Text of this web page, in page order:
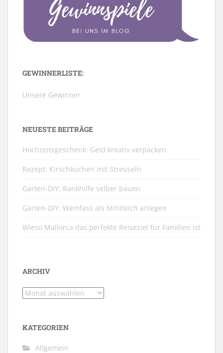
GEWINNERLISTE:
Unsere Gewinner
NEUESTE BEITRÄGE
Hochzeitsgeschenk: Geld kreativ verpacken
Rezept: Kirschkuchen mit Streuseln
Garten-DIY: Rankhilfe selber bauen
Garten-DIY: Weinfass als Miniteich anlegen
Wieso Mallorca das perfekte Reiseziel für Familien ist
ARCHIV
Archiv
KATEGORIEN
Allgemein